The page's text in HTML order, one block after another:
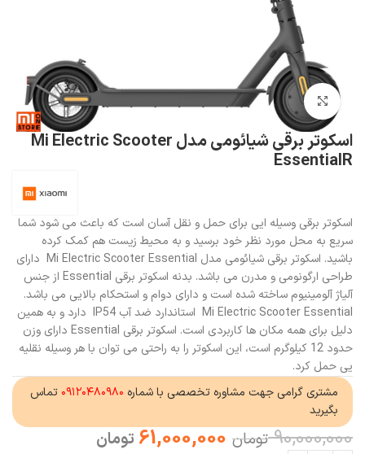
بزرگنمایی تصویر
اسکوتر برقی شیائومی مدل Mi Electric Scooter
EssentialR
اسکوتر برقی وسیله ایی برای حمل و نقل آسان است که باعث می شود شما
سریع به محل مورد نظر خود برسید و به محیط زیست هم کمک کرده
باشید. اسکوتر برقی شیائومی مدل Mi Electric Scooter Essential دارای
طراحی ارگونومی و مدرن می باشد. بدنه اسکوتر برقی Essential از جنس
آلیاژ آلومینیوم ساخته شده است و دارای دوام و استحکام بالایی می باشد.
Mi Electric Scooter Essential استاندارد ضد آب IP54 دارد و به همین
دلیل برای همه مکان ها کاربردی است. اسکوتر برقی Essential دارای وزن
حدود 12 کیلوگرم است، این اسکوتر را به راحتی می توان با هر وسیله نقلیه
یی حمل کرد.
مشتری گرامی جهت مشاوره تخصصی با شماره ۰۹۱۲۰۴۸۰۹۸۰ تماس
بگیرید
90,000,000 تومان 61,000,000 تومان